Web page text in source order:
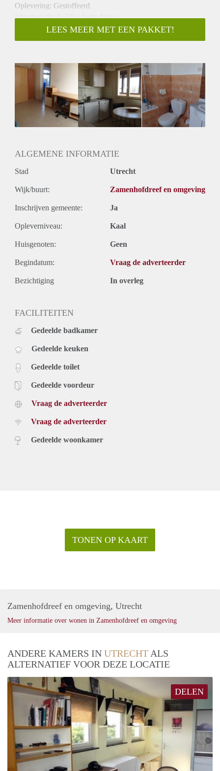
Oplevering: Gestoffeerd
Inkomen eis: Ja 2,9 x bruto huur
Garantiestelling mogelijk: Ja
Borg: 1 maand
Gedeelde keuken: Nee
Gedeelde Douche: Nee
Gedeelde woonkamer: Nee
Huisgenoten: Nee
Geslacht huisgenoten: N.v.t.
LEES MEER MET EEN PAKKET!
ALGEMENE INFORMATIE
Stad Utrecht
Wijk/buurt: Zamenhofdreef en omgeving
Inschrijven gemeente: Ja
Opleverniveau: Kaal
Huisgenoten: Geen
Begindatum: Vraag de adverteerder
Bezichtiging In overleg
FACILITEITEN
Gedeelde badkamer
Gedeelde keuken
Gedeelde toilet
Gedeelde voordeur
Vraag de adverteerder
Vraag de adverteerder
Gedeelde woonkamer
TONEN OP KAART
Zamenhofdreef en omgeving, Utrecht
Meer informatie over wonen in Zamenhofdreef en omgeving
ANDERE KAMERS IN UTRECHT ALS
ALTERNATIEF VOOR DEZE LOCATIE
DELEN